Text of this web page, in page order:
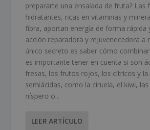
prepararte una ensalada de fruta? Las
hidratantes, ricas en vitaminas y
fibra, aportan energía de forma rápida
acción reparadora y rejuvenecedora a
único secreto es saber cómo
es importante tener en cuenta si son
fresas, los frutos rojos, los cítricos y la
semiácidas, como la ciruela, el kiwi,
níspero o...
LEER ARTÍCULO